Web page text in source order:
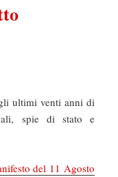
ultimi venti anni di
spie di stato e
del 11 Agosto